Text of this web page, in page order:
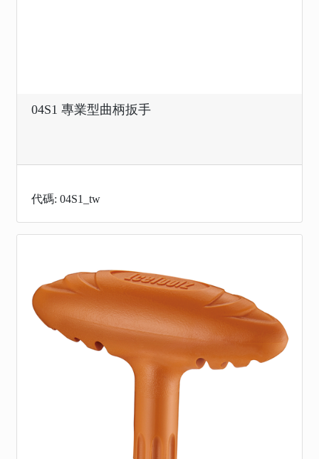
04S1 專業型曲柄扳手
代碼: 04S1_tw